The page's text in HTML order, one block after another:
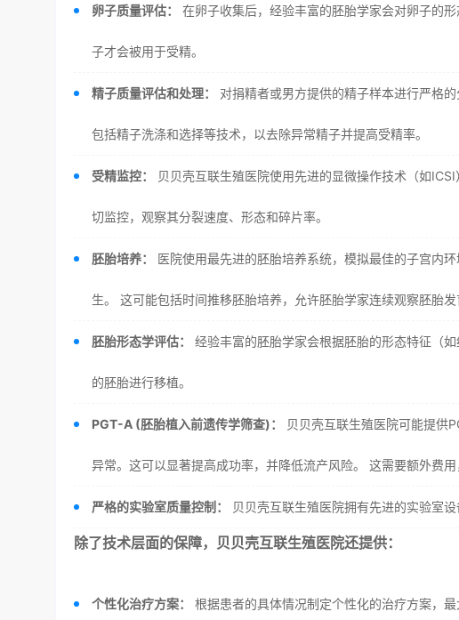
卵子质量评估： 在卵子收集后，经验丰富的胚胎学家会对卵子的
子才会被用于受精。
精子质量评估和处理： 对捐精者或男方提供的精子样本进行严格
包括精子洗涤和选择等技术，以去除异常精子并提高受精率。
受精监控： 贝贝壳互联生殖医院使用先进的显微操作技术（如
切监控，观察其分裂速度、形态和碎片率。
胚胎培养： 医院使用最先进的胚胎培养系统，模拟最佳的子宫内
生。 这可能包括时间推移胚胎培养，允许胚胎学家连续观察胚胎发
胚胎形态学评估： 经验丰富的胚胎学家会根据胚胎的形态特征（
的胚胎进行移植。
PGT-A (胚胎植入前遗传学筛查)： 贝贝壳互联生殖医院可能提供
异常。这可以显著提高成功率，并降低流产风险。 这需要额外费用
严格的实验室质量控制： 贝贝壳互联生殖医院拥有先进的实验室
除了技术层面的保障，贝贝壳互联生殖医院还提供：
个性化治疗方案： 根据患者的具体情况制定个性化的治疗方案，最